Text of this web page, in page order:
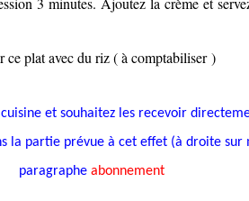
ce plat avec du riz ( à comptabiliser )
et souhaitez les recevoir
la partie prévue à cet effet (à droite sur
paragraphe abonnement